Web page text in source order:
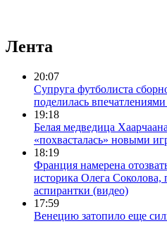
Лента
20:07
Супруга футболиста
поделилась
19:18
Белая медведица
«похвасталась» новыми
18:19
Франция намерена
историка Олега Соколова,
аспирантки (видео)
17:59
Венецию затопило еще